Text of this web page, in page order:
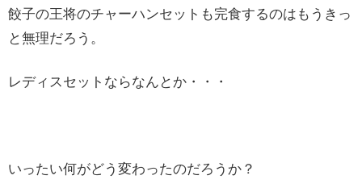
餃子の王将のチャーハンセットも完食するのはもうきっ
と無理だろう。
レディスセットならなんとか・・・
いったい何がどう変わったのだろうか？